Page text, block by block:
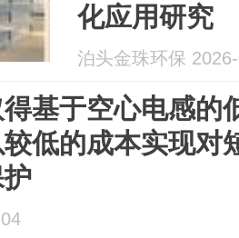
化应用研究
泊头金珠环保
基于空心电感的
低的成本实现对